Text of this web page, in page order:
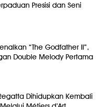
Presisi dan Seni
“The Godfather II”,
Double Melody Pertama
Dihidupkan Kembali